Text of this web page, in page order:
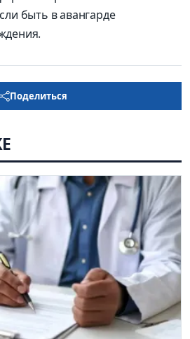
быть в авангарде
.
Поделиться